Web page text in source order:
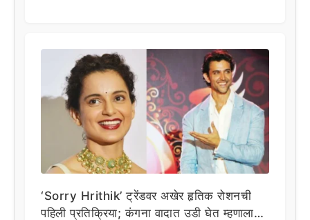
‘Sorry Hrithik’ ट्रेंडवर अखेर हृतिक रोशनची
पहिली प्रतिक्रिया; कंगना वादात उडी घेत म्हणाला…